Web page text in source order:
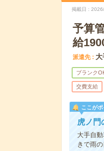
掲載日
予算
給
派遣先
ブランク
交費支給
ここがポ
虎ノ門
大手自
きで雨